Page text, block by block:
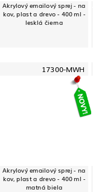
Akrylový emailový sprej - na
kov, plast a drevo - 400 ml -
lesklá čierna
17300-MWH
Akrylový emailový sprej - na
kov, plast a drevo - 400 ml -
matná biela